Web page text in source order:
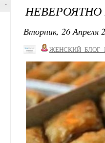
-
Вторник, 26 Апреля